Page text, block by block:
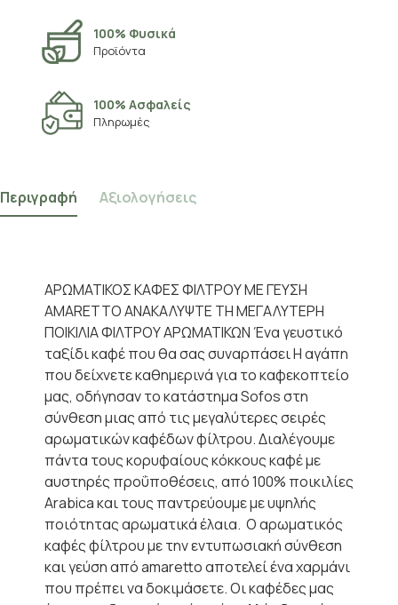
100% Φυσικά
Προϊόντα
100% Ασφαλείς
Πληρωμές
Περιγραφή Αξιολογήσεις
ΑΡΩΜΑΤΙΚΟΣ ΚΑΦΕΣ ΦΙΛΤΡΟΥ ΜΕ ΓΕΥΣΗ
AMARETTO ΑΝΑΚΑΛΥΨΤΕ ΤΗ ΜΕΓΑΛΥΤΕΡΗ
ΠΟΙΚΙΛΙΑ ΦΙΛΤΡΟΥ ΑΡΩΜΑΤΙΚΩΝ Ένα γευστικό
ταξίδι καφέ που θα σας συναρπάσει Η αγάπη
που δείχνετε καθημερινά για το καφεκοπτείο
μας, οδήγησαν το κατάστημα Sofos στη
σύνθεση μιας από τις μεγαλύτερες σειρές
αρωματικών καφέδων φίλτρου. Διαλέγουμε
πάντα τους κορυφαίους κόκκους καφέ με
αυστηρές προΰποθέσεις, από 100% ποικιλίες
Arabica και τους παντρεύουμε με υψηλής
ποιότητας αρωματικά έλαια. Ο αρωματικός
καφές φίλτρου με την εντυπωσιακή σύνθεση
και γεύση από amaretto αποτελεί ένα χαρμάνι
που πρέπει να δοκιμάσετε. Οι καφέδες μας